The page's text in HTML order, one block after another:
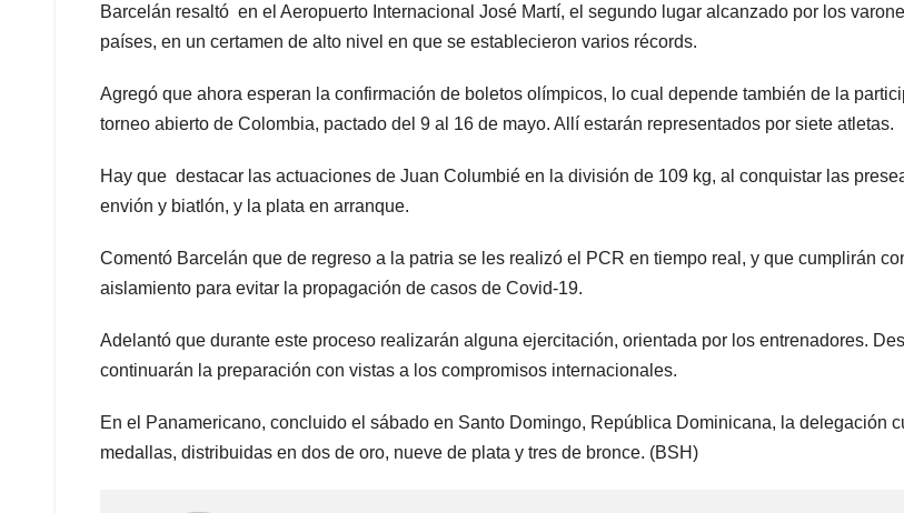
Barcelán resaltó en el Aeropuerto Internacional José Martí, el segundo lugar alcanzado por los
países, en un certamen de alto nivel en que se establecieron varios récords.
Agregó que ahora esperan la confirmación de boletos olímpicos, lo cual depende también de la
torneo abierto de Colombia, pactado del 9 al 16 de mayo. Allí estarán representados por siete atletas.
Hay que destacar las actuaciones de Juan Columbié en la división de 109 kg, al conquistar las
envión y biatlón, y la plata en arranque.
Comentó Barcelán que de regreso a la patria se les realizó el PCR en tiempo real, y que cumplirán
aislamiento para evitar la propagación de casos de Covid-19.
Adelantó que durante este proceso realizarán alguna ejercitación, orientada por los entrenadores.
continuarán la preparación con vistas a los compromisos internacionales.
En el Panamericano, concluido el sábado en Santo Domingo, República Dominicana, la delegación
medallas, distribuidas en dos de oro, nueve de plata y tres de bronce. (BSH)